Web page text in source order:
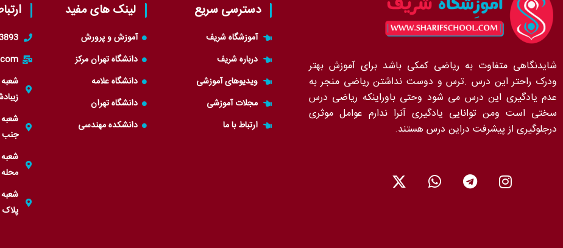
شایدنگاهی متفاوت به ریاضی کمکی باشد برای آموزش بهتر
ودرک راحتر این درس .ترس و دوست نداشتن ریاضی منجر به
عدم یادگیری این درس می شود وحتی باوراینکه ریاضی درس
سختی است ومن توانایی یادگیری آنرا ندارم عوامل موثری
درجلوگیری از پیشرفت دراین درس هستند.
I
n
T
e
W
h
X
-
دسترسی سریع
آموزشگاه شریف
درباره شریف
ویدیوهای آموزشی
مجلات آموزشی
ارتباط با ما
لینک های مفید
آموزش و پرورش
دانشگاه تهران مرکز
دانشگاه علامه
دانشگاه تهران
دانشکده مهندسی
جنب
پلاک ۷۷۱ طبقه اول